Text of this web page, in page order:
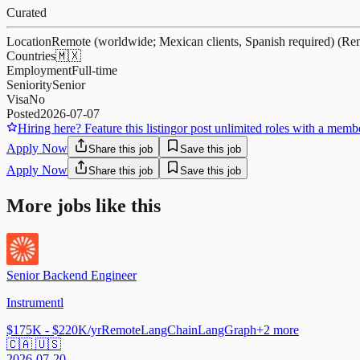
Curated
LocationRemote (worldwide; Mexican clients, Spanish required)
Countries🇲🇽
EmploymentFull-time
SenioritySenior
VisaNo
Posted2026-07-07
Hiring here? Feature this listingor post unlimited roles with a
Apply Now
Share this job Save this job
Apply Now Share this job Save this job
More jobs like this
Senior Backend Engineer
Instrumentl
$175K - $220K/yrRemoteLangChainLangGraph+2 more
🇨🇦 🇺🇸